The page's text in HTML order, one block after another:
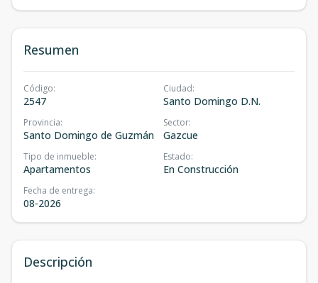
Resumen
Código:
2547
Ciudad:
Santo Domingo D.N.
Provincia:
Santo Domingo de Guzmán
Sector:
Gazcue
Tipo de inmueble:
Apartamentos
Estado:
En Construcción
Fecha de entrega:
08-2026
Descripción